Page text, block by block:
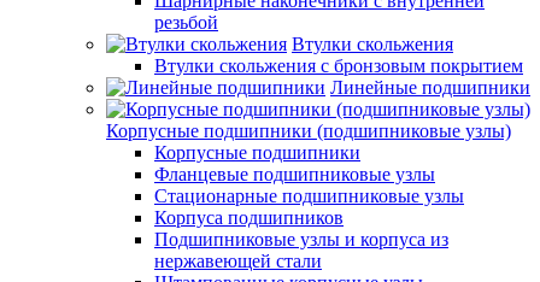
резьбой
Втулки скольжения
Втулки скольжения с бронзовым покрытием
Линейные подшипники
Корпусные подшипники (подшипниковые узлы)
Корпусные подшипники
Фланцевые подшипниковые узлы
Стационарные подшипниковые узлы
Корпуса подшипников
Подшипниковые узлы и корпуса из
нержавеющей стали